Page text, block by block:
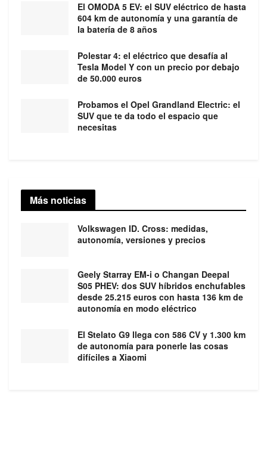
El OMODA 5 EV: el SUV eléctrico de hasta
604 km de autonomía y una garantía de
la batería de 8 años
Polestar 4: el eléctrico que desafía al
Tesla Model Y con un precio por debajo
de 50.000 euros
Probamos el Opel Grandland Electric: el
SUV que te da todo el espacio que
necesitas
Más noticias
Volkswagen ID. Cross: medidas,
autonomía, versiones y precios
Geely Starray EM-i o Changan Deepal
S05 PHEV: dos SUV híbridos enchufables
desde 25.215 euros con hasta 136 km de
autonomía en modo eléctrico
El Stelato G9 llega con 586 CV y 1.300 km
de autonomía para ponerle las cosas
difíciles a Xiaomi